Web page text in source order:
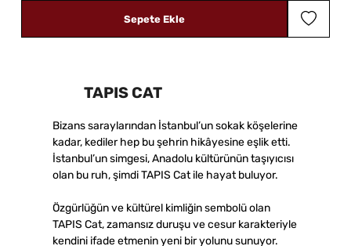
TAPIS CAT
Bizans saraylarından İstanbul’un sokak köşelerine
kadar, kediler hep bu şehrin hikâyesine eşlik etti.
İstanbul’un simgesi, Anadolu kültürünün taşıyıcısı
olan bu ruh, şimdi TAPIS Cat ile hayat buluyor.
Özgürlüğün ve kültürel kimliğin sembolü olan
TAPIS Cat, zamansız duruşu ve cesur karakteriyle
kendini ifade etmenin yeni bir yolunu sunuyor.
Sepete Ekle